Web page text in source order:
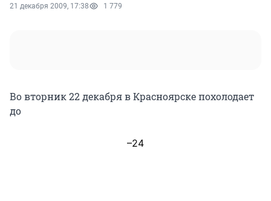
21 декабря 2009, 17:38 1 779
Во вторник 22 декабря в Красноярске похолодает
до
–24